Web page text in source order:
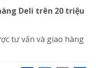
Deli trên 20 triệu
tư vấn và giao hàng